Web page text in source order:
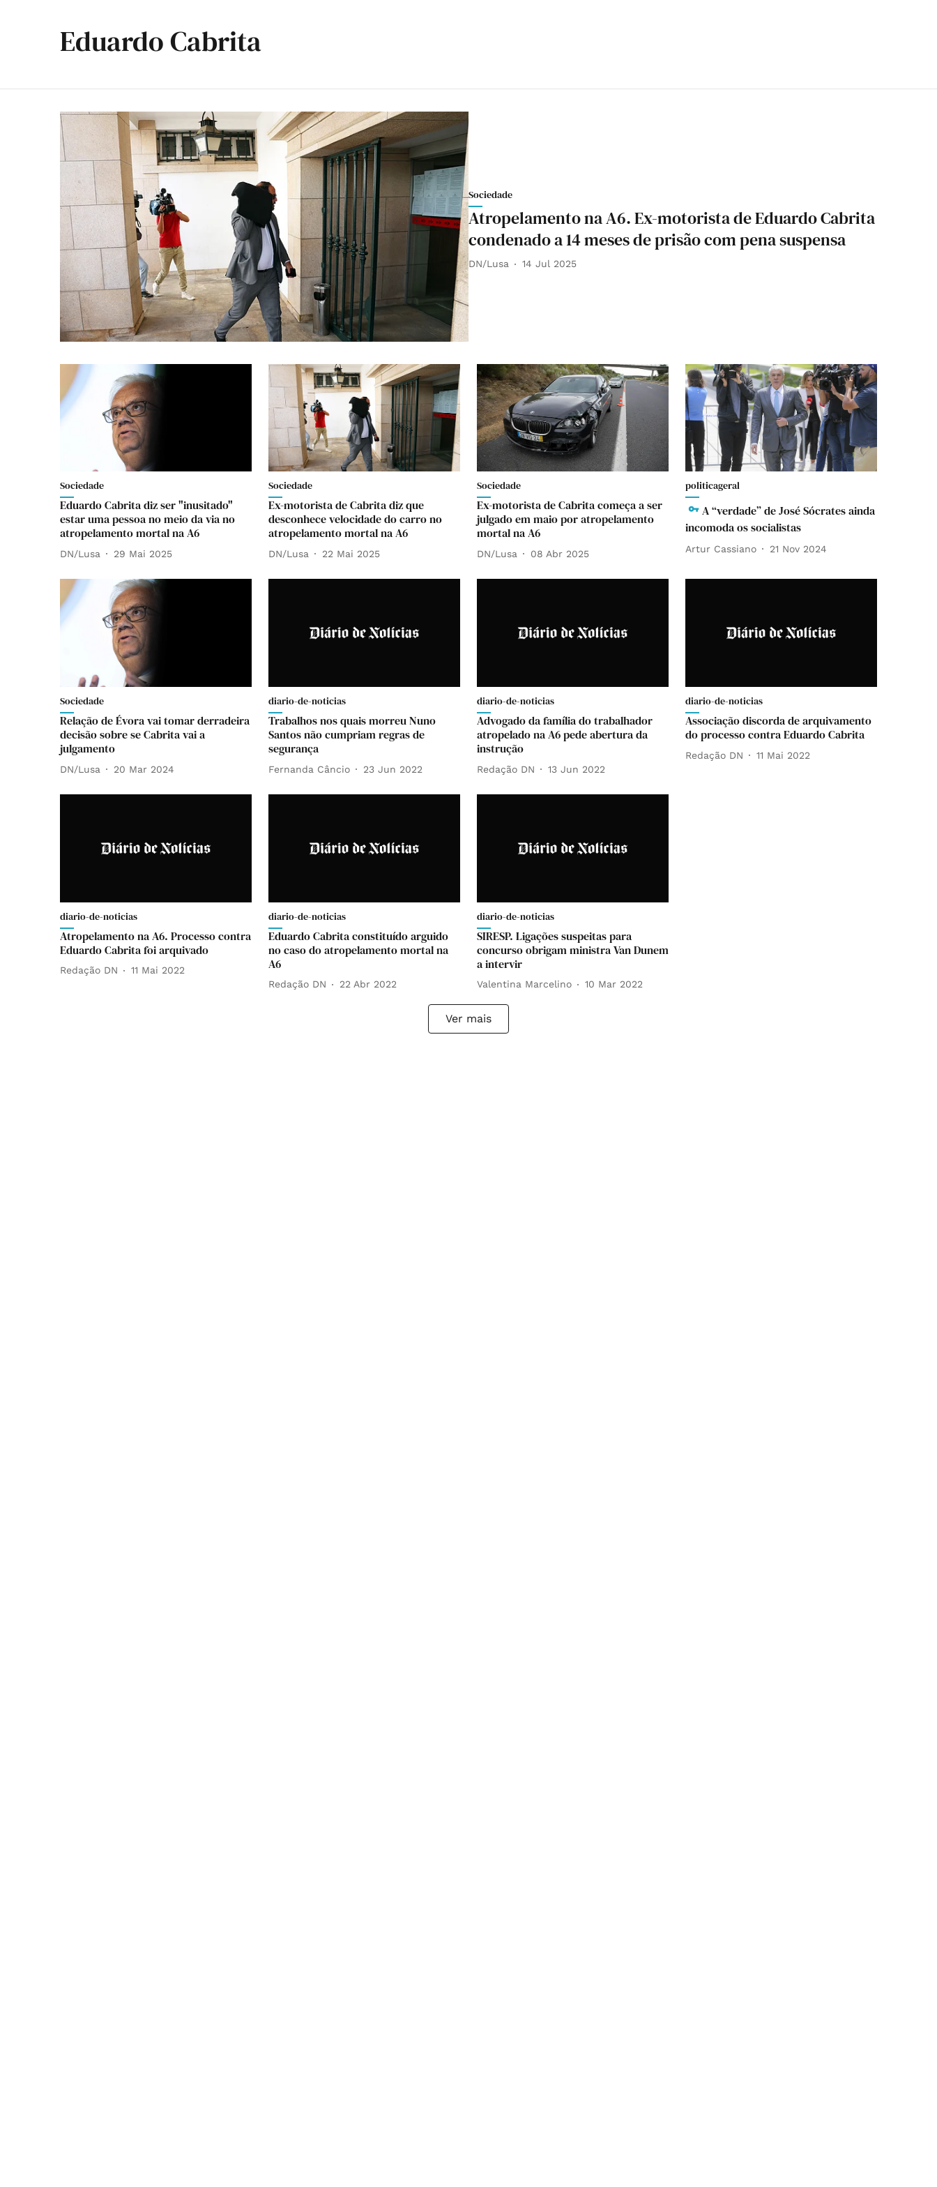
Eduardo Cabrita
Sociedade
Atropelamento na A6. Ex-motorista de Eduardo Cabrita
condenado a 14 meses de prisão com pena suspensa
DN/Lusa 14 Jul 2025
Sociedade
Eduardo Cabrita diz ser "inusitado"
estar uma pessoa no meio da via no
atropelamento mortal na A6
DN/Lusa 29 Mai 2025
Sociedade
Ex-motorista de Cabrita diz que
desconhece velocidade do carro no
atropelamento mortal na A6
DN/Lusa 22 Mai 2025
Sociedade
Ex-motorista de Cabrita começa a ser
julgado em maio por atropelamento
mortal na A6
DN/Lusa 08 Abr 2025
politicageral
A “verdade” de José Sócrates ainda
incomoda os socialistas
Artur Cassiano 21 Nov 2024
Sociedade
Relação de Évora vai tomar derradeira
decisão sobre se Cabrita vai a
julgamento
DN/Lusa 20 Mar 2024
diario-de-noticias
Trabalhos nos quais morreu Nuno
Santos não cumpriam regras de
segurança
Fernanda Câncio 23 Jun 2022
diario-de-noticias
Advogado da família do trabalhador
atropelado na A6 pede abertura da
instrução
Redação DN 13 Jun 2022
diario-de-noticias
Associação discorda de arquivamento
do processo contra Eduardo Cabrita
Redação DN 11 Mai 2022
diario-de-noticias
Atropelamento na A6. Processo contra
Eduardo Cabrita foi arquivado
Redação DN 11 Mai 2022
diario-de-noticias
Eduardo Cabrita constituído arguido
no caso do atropelamento mortal na
A6
Redação DN 22 Abr 2022
diario-de-noticias
SIRESP. Ligações suspeitas para
concurso obrigam ministra Van Dunem
a intervir
Valentina Marcelino 10 Mar 2022
Ver mais